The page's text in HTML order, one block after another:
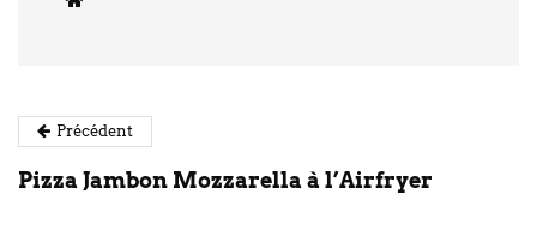
Précédent
Pizza Jambon Mozzarella à l’Airfryer